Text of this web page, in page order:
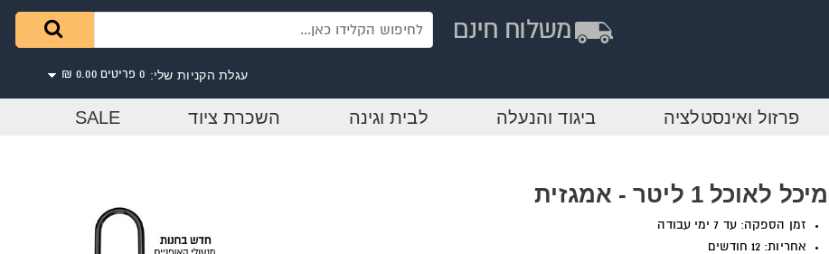
עגלת הקניות שלי: 0 פריטים 0.00 ₪
פרזול ואינסטלציה ביגוד והנעלה לבית וגינה השכרת ציוד SALE
מיכל לאוכל 1 ליטר - אמגזית
זמן הספקה: עד 7 ימי עבודה
אחריות: 12 חודשים